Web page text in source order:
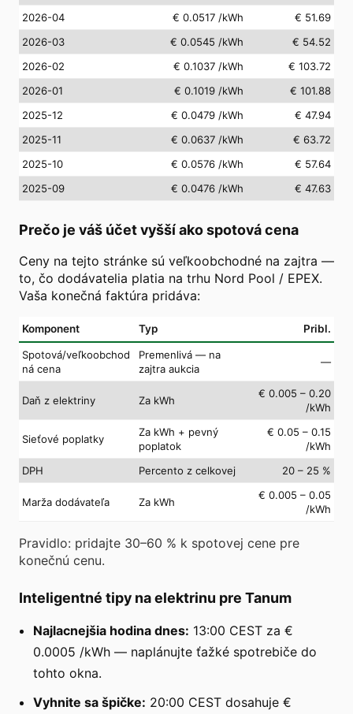
2026-04
€ 0.0517 /kWh
€ 51.69
2026-03
€ 0.0545 /kWh
€ 54.52
2026-02
€ 0.1037 /kWh
€ 103.72
2026-01
€ 0.1019 /kWh
€ 101.88
2025-12
€ 0.0479 /kWh
€ 47.94
2025-11
€ 0.0637 /kWh
€ 63.72
2025-10
€ 0.0576 /kWh
€ 57.64
2025-09
€ 0.0476 /kWh € 47.63
Prečo je váš účet vyšší ako spotová cena
Ceny na tejto stránke sú veľkoobchodné na zajtra —
to, čo dodávatelia platia na trhu Nord Pool / EPEX.
Vaša konečná faktúra pridáva:
Komponent Typ Pribl.
Spotová/veľkoobchod
ná cena
Premenlivá — na
zajtra aukcia
—
Daň z elektriny Za kWh
€ 0.005 – 0.20
/kWh
Sieťové poplatky
Za kWh + pevný
poplatok
€ 0.05 – 0.15
/kWh
DPH
Percento z celkovej 20 – 25 %
Marža dodávateľa Za kWh
€ 0.005 – 0.05
/kWh
Pravidlo: pridajte 30–60 % k spotovej cene pre
konečnú cenu.
Inteligentné tipy na elektrinu pre Tanum
Najlacnejšia hodina dnes: 13:00 CEST za €
0.0005 /kWh — naplánujte ťažké spotrebiče do
tohto okna.
Vyhnite sa špičke: 20:00 CEST dosahuje €